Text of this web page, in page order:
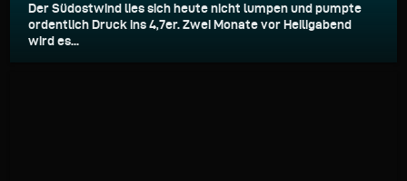
Der Südostwind lies sich heute nicht lumpen und pumpte
ordentlich Druck ins 4,7er. Zwei Monate vor Heiligabend
wird es...